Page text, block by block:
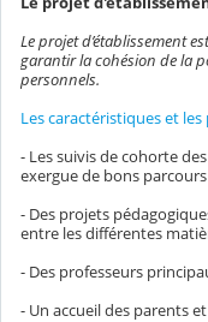
Le projet d’établissement
garantir la cohésion de la
personnels.
Les caractéristiques et
- Les suivis de cohorte
exergue de bons
- Des projets
entre les différentes
- Des professeurs
- Un accueil des parents